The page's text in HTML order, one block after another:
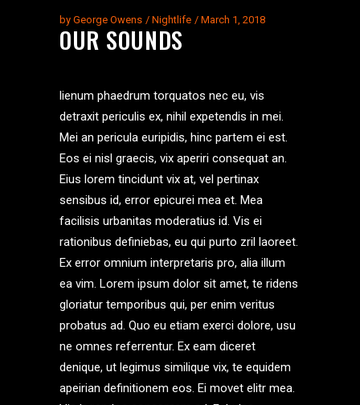
by George Owens Nightlife March 1, 2018
OUR SOUNDS
lienum phaedrum torquatos nec eu, vis
detraxit periculis ex, nihil expetendis in mei.
Mei an pericula euripidis, hinc partem ei est.
Eos ei nisl graecis, vix aperiri consequat an.
Eius lorem tincidunt vix at, vel pertinax
sensibus id, error epicurei mea et. Mea
facilisis urbanitas moderatius id. Vis ei
rationibus definiebas, eu qui purto zril laoreet.
Ex error omnium interpretaris pro, alia illum
ea vim. Lorem ipsum dolor sit amet, te ridens
gloriatur temporibus qui, per enim veritus
probatus ad. Quo eu etiam exerci dolore, usu
ne omnes referrentur. Ex eam diceret
denique, ut legimus similique vix, te equidem
apeirian definitionem eos. Ei movet elitr mea.